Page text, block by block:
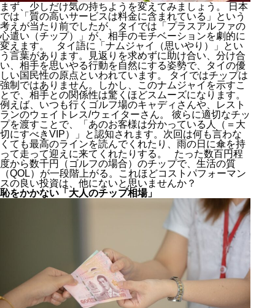
まず、少しだけ気の持ちようを変えてみましょう。 日本
では「質の高いサービスは料金に含まれている」という
考えが当たり前でしたが、タイでは「プラスアルファの
心遣い（チップ）」が、相手のモチベーションを劇的に
変えます。 タイ語に「ナムジャイ（思いやり）」とい
う言葉があります。見返りを求めずに助け合い、分け合
い、相手を思いやる行動を自然にする姿勢で、タイの優
しい国民性の原点といわれています。 タイではチップは
強制ではありません。しかし、このナムジャイを示すこ
とで、相手との関係性は驚くほどスムーズになります。
例えば、いつも行くゴルフ場のキャディさんや、レスト
ランのウェイトレス/ウェイターさん。 彼らに適切なチッ
プを渡すことで、「あのお客様は分かっている人（＝大
切にすべきVIP）」と認知されます。次回は何も言わな
くても最高のラインを読んでくれたり、雨の日に傘を持
って走って迎えに来てくれたりする。 たった数百円程
度から数千円（ゴルフの場合）のチップで、生活の質
（QOL）が一段階上がる。これほどコストパフォーマン
スの良い投資は、他にないと思いませんか？
恥をかかない「大人のチップ相場」